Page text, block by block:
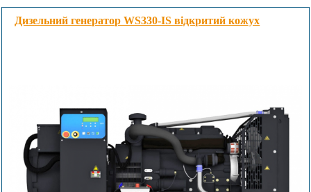
Дизельний генератор WS330-IS відкритий кожух